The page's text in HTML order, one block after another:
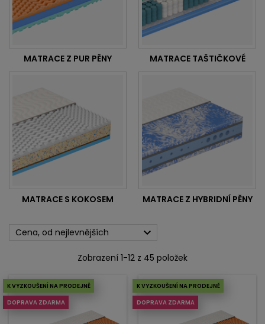
MATRACE Z PUR PĚNY MATRACE TAŠTIČKOVÉ
MATRACE S KOKOSEM MATRACE Z HYBRIDNÍ PĚNY
Cena, od nejlevnějších 
Zobrazení 1-12 z 45 položek
K VYZKOUŠENÍ NA PRODEJNĚ
DOPRAVA ZDARMA
K VYZKOUŠENÍ NA PRODEJNĚ
DOPRAVA ZDARMA